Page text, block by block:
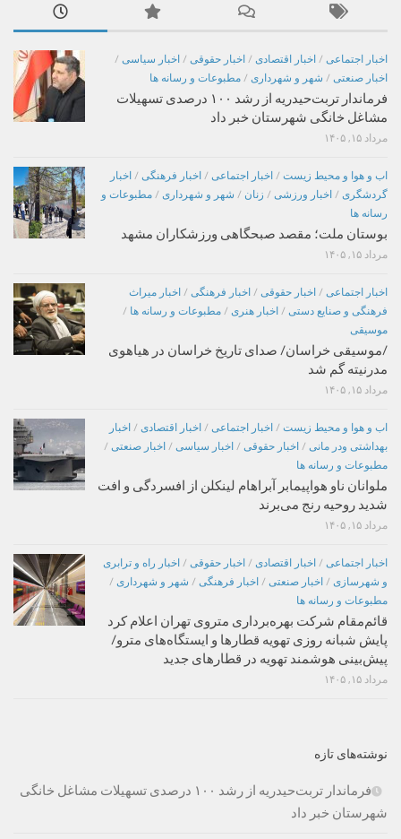
اخبار اجتماعی / اخبار اقتصادی / اخبار حقوقی / اخبار سیاسی /
اخبار صنعتی / شهر و شهرداری / مطبوعات و رسانه ها
فرماندار تربت‌حیدریه از رشد ۱۰۰ درصدی تسهیلات
مشاغل خانگی شهرستان خبر داد
مرداد ۱۵, ۱۴۰۵
اب و هوا و محیط زیست / اخبار اجتماعی / اخبار فرهنگی / اخبار
گردشگری / اخبار ورزشی / زنان / شهر و شهرداری / مطبوعات و
رسانه ها
بوستان ملت؛ مقصد صبحگاهی ورزشکاران مشهد
مرداد ۱۵, ۱۴۰۵
اخبار اجتماعی / اخبار حقوقی / اخبار فرهنگی / اخبار میراث
فرهنگی و صنایع دستی / اخبار هنری / مطبوعات و رسانه ها /
موسیقی
/موسیقی خراسان/ صدای تاریخ خراسان در هیاهوی
مدرنیته گم شد
مرداد ۱۵, ۱۴۰۵
اب و هوا و محیط زیست / اخبار اجتماعی / اخبار اقتصادی / اخبار
بهداشتی ودر مانی / اخبار حقوقی / اخبار سیاسی / اخبار صنعتی /
مطبوعات و رسانه ها
ملوانان ناو هواپیمابر آبراهام لینکلن از افسردگی و افت
شدید روحیه رنج می‌برند
مرداد ۱۵, ۱۴۰۵
اخبار اجتماعی / اخبار اقتصادی / اخبار حقوقی / اخبار راه و ترابری
و شهرسازی / اخبار صنعتی / اخبار فرهنگی / شهر و شهرداری /
مطبوعات و رسانه ها
قائم‌مقام شرکت بهره‌برداری متروی تهران اعلام کرد
پایش شبانه روزی تهویه قطارها و ایستگاه‌های مترو/
پیش‌بینی هوشمند تهویه در قطارهای جدید
مرداد ۱۵, ۱۴۰۵
نوشته‌های تازه
فرماندار تربت‌حیدریه از رشد ۱۰۰ درصدی تسهیلات مشاغل خانگی
شهرستان خبر داد